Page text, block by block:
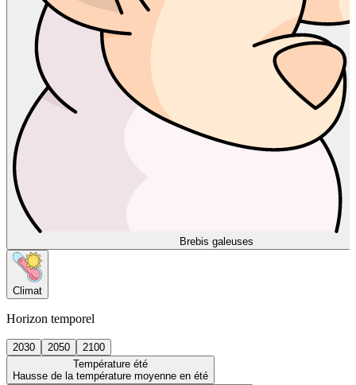
Brebis galeuses
Climat
Horizon temporel
2030 2050
2100
Température été
Hausse de la température moyenne en été